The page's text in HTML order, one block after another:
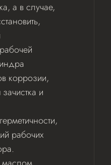
а в случае,
коррозии,
и
рабочих